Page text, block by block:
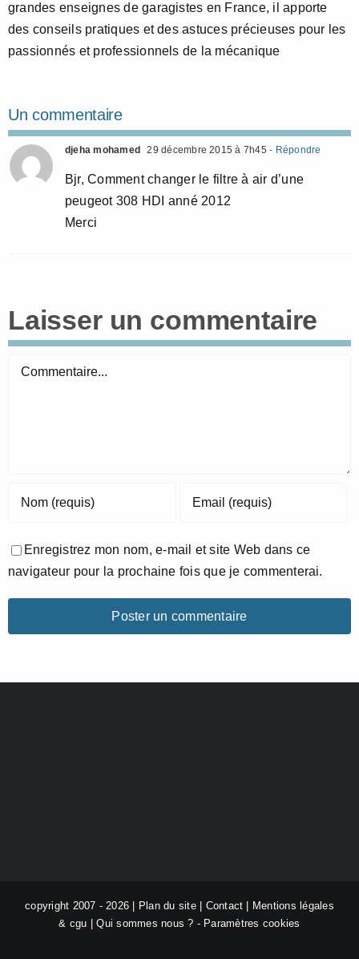
grandes enseignes de garagistes en France, il apporte
des conseils pratiques et des astuces précieuses pour les
passionnés et professionnels de la mécanique
Un commentaire
djeha mohamed 29 décembre 2015 à 7h45 - Répondre
Bjr, Comment changer le filtre à air d’une
peugeot 308 HDI anné 2012
Merci
Laisser un commentaire
Commentaire
Enregistrez mon nom, e-mail et site Web dans ce
navigateur pour la prochaine fois que je commenterai.
copyright 2007 - 2026 | Plan du site| Contact
Mentions légales
& cgu |Qui sommes nous ? - Paramètres cookies